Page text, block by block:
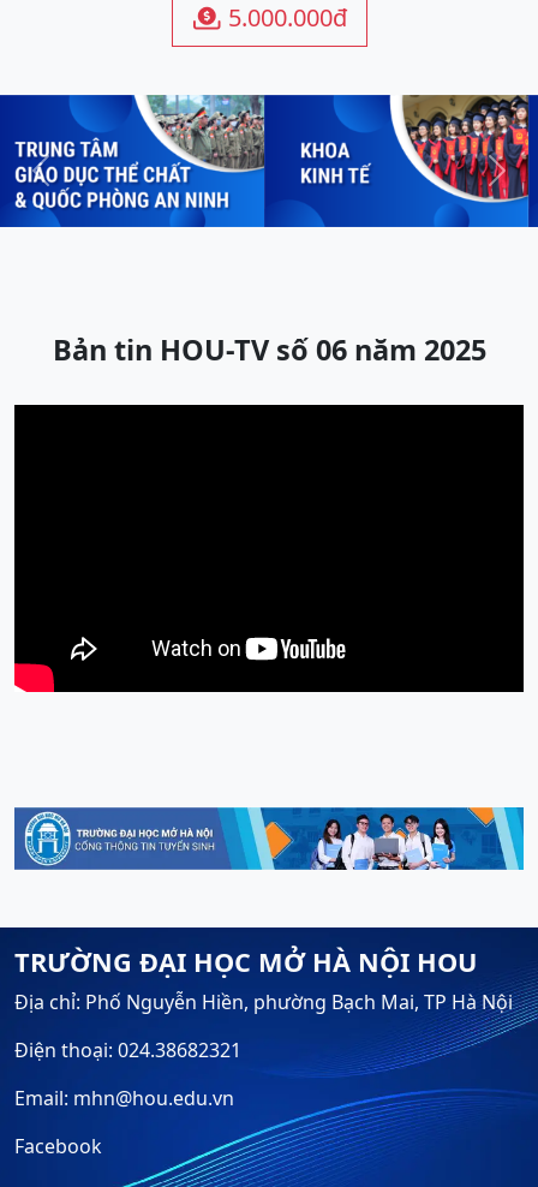
 5.000.000đ
Previous Next
Bản tin HOU-TV số 06 năm 2025
TRƯỜNG ĐẠI HỌC MỞ HÀ NỘI HOU
Địa chỉ: Phố Nguyễn Hiền, phường Bạch Mai, TP Hà Nội
Điện thoại: 024.38682321
Email: mhn@hou.edu.vn
Facebook